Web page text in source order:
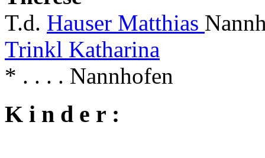
T.d. Hauser Matthias
Trinkl Katharina
* . . . . Nannhofen
K i n d e r :